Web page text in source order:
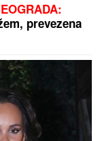
prevezena